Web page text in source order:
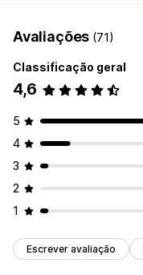
Avaliações (71)
Classificação geral
4,6
5
4
3
2
1
Escrever avaliação